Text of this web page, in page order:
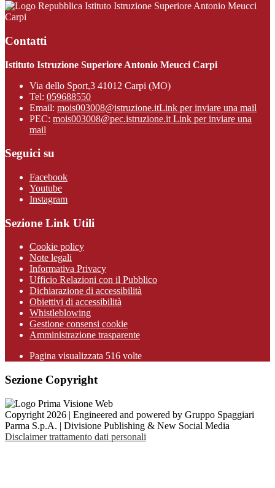
Istituto Istruzione Superiore Antonio Meucci
Carpi
Contatti
Istituto Istruzione Superiore Antonio Meucci Carpi
Via dello Sport,3 41012 Carpi (MO)
Tel: 059688550
Email: mois003008@istruzione.itLink per inviare una mail
PEC: mois003008@pec.istruzione.it Link per inviare una
mail
Seguici su
Facebook
Youtube
Instagram
Sezione Link Utili
Cookie policy
Note legali
Informativa Privacy
Ufficio Relazioni con il Pubblico
Dichiarazione di accessibilità
Obiettivi di accessibilità
Whistleblowing
Gestione consensi cookie
Amministrazione trasparente
Pagina visualizzata 516 volte
Sezione Copyright
Copyright 2026 | Engineered and powered by Gruppo Spaggiari
Parma S.p.A. | Divisione Publishing & New Social Media
Disclaimer trattamento dati personali